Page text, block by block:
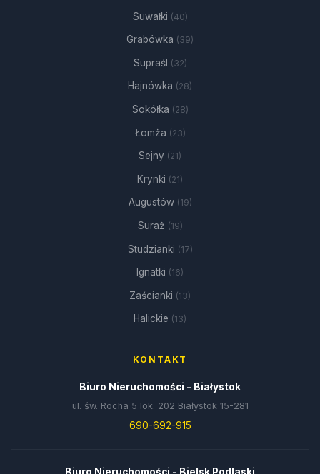
Suwałki (40)
Grabówka (39)
Supraśl (32)
Hajnówka (28)
Sokółka (28)
Łomża (23)
Sejny (21)
Krynki (21)
Augustów (19)
Suraż (19)
Studzianki (17)
Ignatki (16)
Zaścianki (13)
Halickie (13)
KONTAKT
Biuro Nieruchomości - Białystok
ul. św. Rocha 5 lok. 202 Białystok 15-281
690-692-915